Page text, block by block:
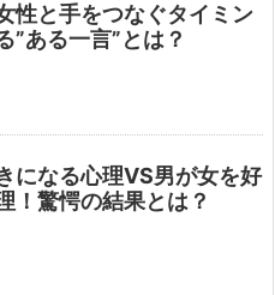
性と手をつなぐタイミン
”ある一言”とは？
になる心理VS男が女を好
！驚愕の結果とは？